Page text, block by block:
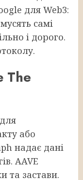
для Web3:
самі
і дорого.
The
або
надає дані
AAVE
та застави.